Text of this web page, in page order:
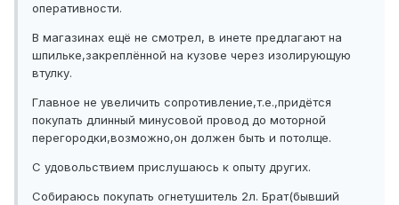
оперативности.
В магазинах ещё не смотрел, в инете предлагают на
шпильке,закреплённой на кузове через изолирующую
втулку.
Главное не увеличить сопротивление,т.е.,придётся
покупать длинный минусовой провод до моторной
перегородки,возможно,он должен быть и потолще.
С удовольствием прислушаюсь к опыту других.
Собираюсь покупать огнетушитель 2л. Брат(бывший